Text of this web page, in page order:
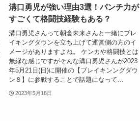
溝口勇児が強い理由3選！パンチ力が
すごくて格闘技経験もある？
溝口勇児さんって朝倉未来さんと一緒にブレ
イキングダウンを立ち上げて運営側の方のイ
メージがありますよね。 ケンカや格闘技とは
無縁な感じですがそんな溝口勇児さんが2023
年5月21日(日)に開催の【ブレイキンングダウ
ン８】に参戦することで話題になって...
2023年5月18日